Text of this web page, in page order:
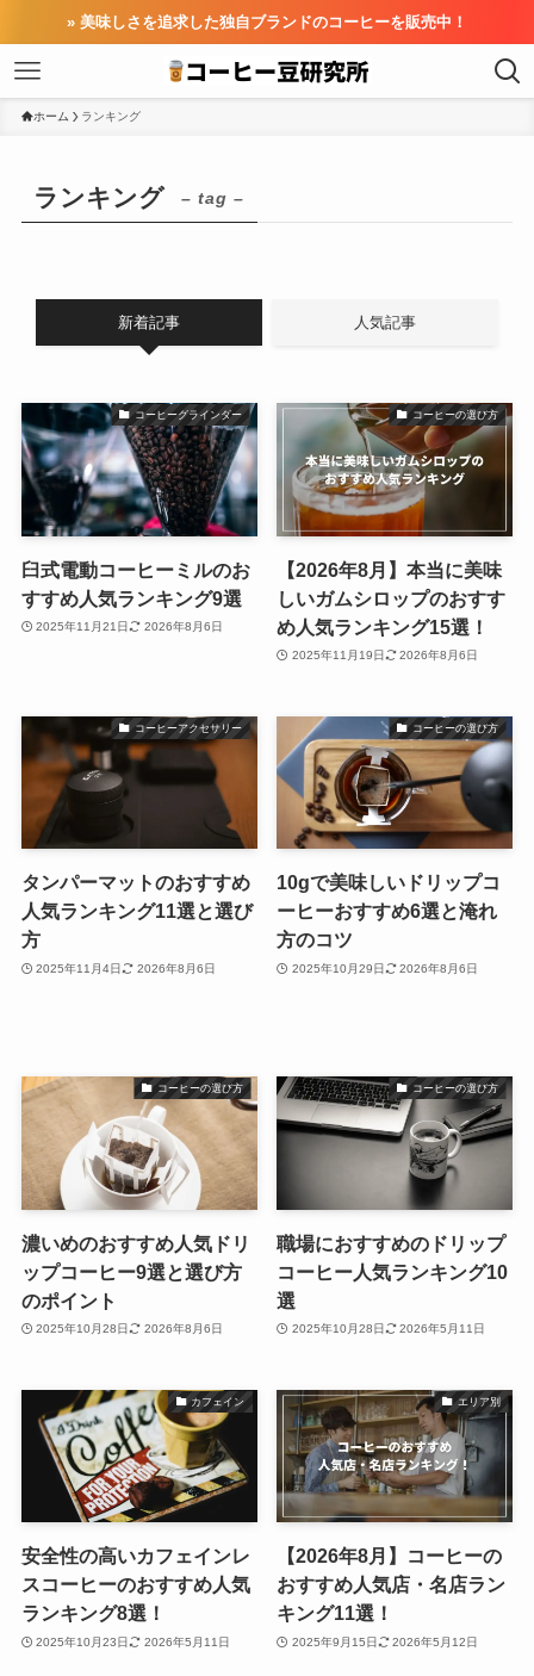
» 美味しさを追求した独自ブランドのコーヒーを販売中！
ホーム ランキング
ランキング – tag –
新着記事 人気記事
コーヒーグラインダー
臼式電動コーヒーミルのお
すすめ人気ランキング9選
2025年11月21日 2026年8月6日
コーヒーの選び方
【2026年8月】本当に美味
しいガムシロップのおすす
め人気ランキング15選！
2025年11月19日 2026年8月6日
コーヒーアクセサリー
タンパーマットのおすすめ
人気ランキング11選と選び
方
2025年11月4日 2026年8月6日
コーヒーの選び方
10gで美味しいドリップコ
ーヒーおすすめ6選と淹れ
方のコツ
2025年10月29日 2026年8月6日
コーヒーの選び方
濃いめのおすすめ人気ドリ
ップコーヒー9選と選び方
のポイント
2025年10月28日 2026年8月6日
コーヒーの選び方
職場におすすめのドリップ
コーヒー人気ランキング10
選
2025年10月28日 2026年5月11日
カフェイン
安全性の高いカフェインレ
スコーヒーのおすすめ人気
ランキング8選！
2025年10月23日 2026年5月11日
エリア別
【2026年8月】コーヒーの
おすすめ人気店・名店ラン
キング11選！
2025年9月15日 2026年5月12日